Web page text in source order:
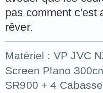
pas comment c'est
rêver.
Matériel : VP JVC
Screen Plano
SR900 + 4